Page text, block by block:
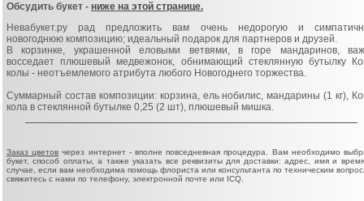
Обсудить букет - ниже на этой странице.
Невабукет.ру рад предложить вам очень недорогую и
новогоднюю композицию; идеальный подарок для партнеров и друзей.
В корзинке, украшенной еловыми ветвями, в горе мандаринов,
восседает плюшевый медвежонок, обнимающий стеклянную бутылку
колы - неотъемлемого атрибута любого Новогоднего торжества.
Суммарный состав композиции: корзина, ель нобилис, мандарины (1 кг),
кола в стеклянной бутылке 0,25 (2 шт), плюшевый мишка.
Заказ цветов через интернет - вполне повседневная процедура. Вам необходимо
букет, способ оплаты, а также указать все реквизиты для доставки: адрес, имя и
случае, если вам необходима помощь флориста или консультанта по техническим
свяжитесь с нами по телефону, электронной почте или ICQ.